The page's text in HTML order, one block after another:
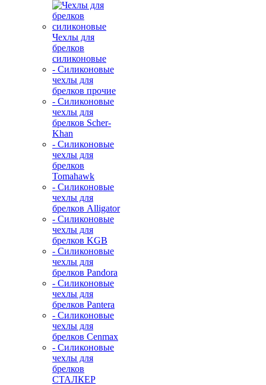
Чехлы для
брелков
силиконовые
- Силиконовые
чехлы для
брелков прочие
- Силиконовые
чехлы для
брелков Scher-
Khan
- Силиконовые
чехлы для
брелков
Tomahawk
- Силиконовые
чехлы для
брелков Alligator
- Силиконовые
чехлы для
брелков KGB
- Силиконовые
чехлы для
брелков Pandora
- Силиконовые
чехлы для
брелков Pantera
- Силиконовые
чехлы для
брелков Cenmax
- Силиконовые
чехлы для
брелков
СТАЛКЕР